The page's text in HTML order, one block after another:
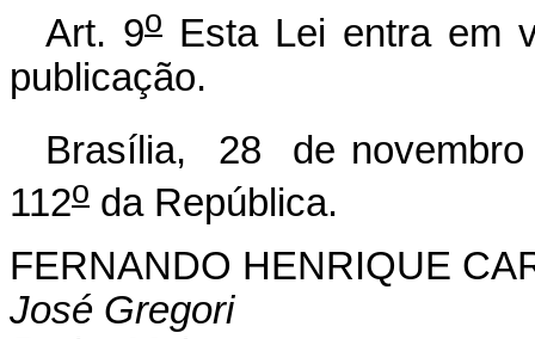
Art. 9o Esta Lei entra em
publicação.
Brasília, 28 de novembro
112o da República.
FERNANDO HENRIQUE
José Gregori